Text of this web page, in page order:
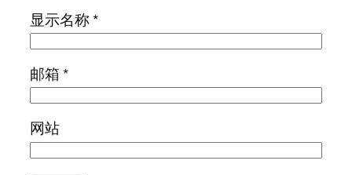
显示名称*
邮箱*
网站